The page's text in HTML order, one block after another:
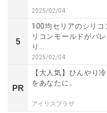
2025/02/04
5
100均セリアのシリコ
リコンモールドがバ
り...
2025/02/04
PR
【大人気】ひんやり
をあなたに。
アイリスプラザ